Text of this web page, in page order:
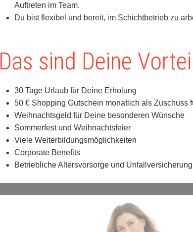
Auftreten im Team.
Du bist flexibel und bereit, im Schichtbetrieb zu
Das sind Deine
30 Tage Urlaub für Deine Erholung
50 € Shopping Gutschein monatlich als Zuschuss
Weihnachtsgeld für Deine besonderen Wünsche
Sommerfest und Weihnachtsfeier
Viele Weiterbildungsmöglichkeiten
Corporate Benefits
Betriebliche Altersvorsorge und Unfallversicherung